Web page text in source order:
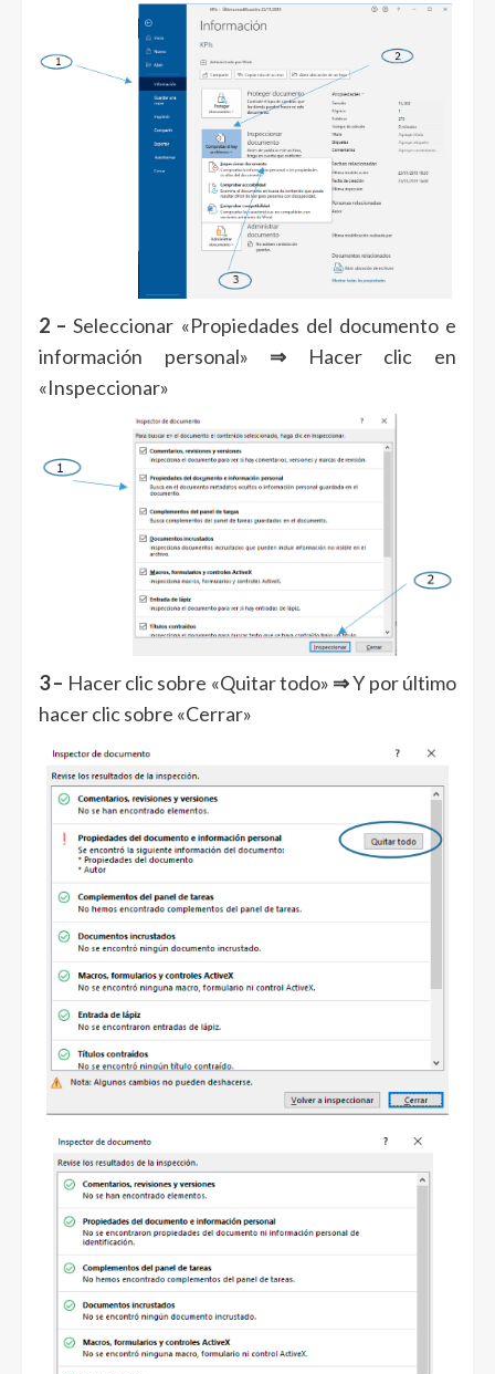
2 – Seleccionar «Propiedades del documento e
información personal» ⇒ Hacer clic en
«Inspeccionar»
3 – Hacer clic sobre «Quitar todo» ⇒Y por último
hacer clic sobre «Cerrar»